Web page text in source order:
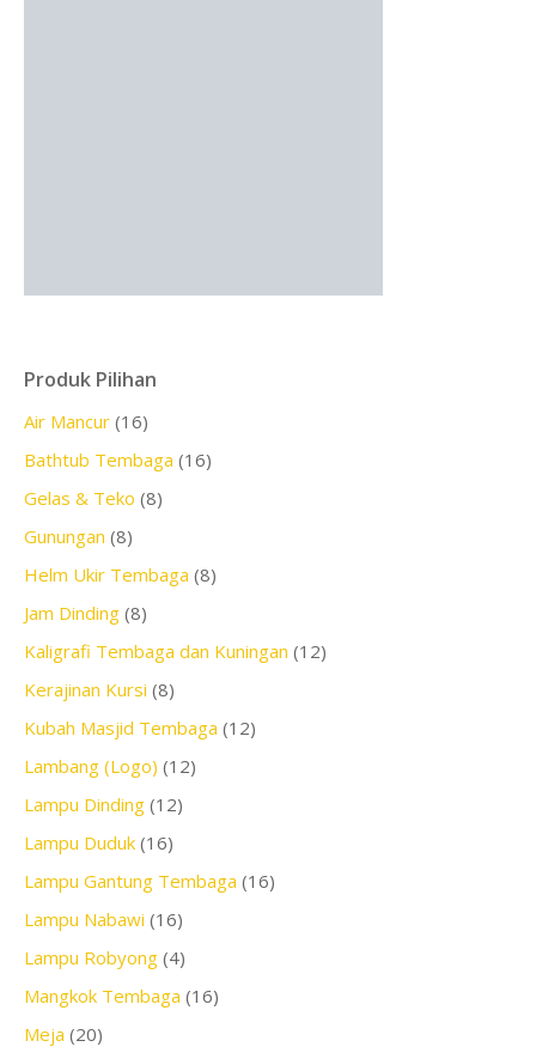
Produk Pilihan
Air Mancur (16)
Bathtub Tembaga (16)
Gelas & Teko (8)
Gunungan (8)
Helm Ukir Tembaga (8)
Jam Dinding (8)
Kaligrafi Tembaga dan Kuningan (12)
Kerajinan Kursi (8)
Kubah Masjid Tembaga (12)
Lambang (Logo) (12)
Lampu Dinding (12)
Lampu Duduk (16)
Lampu Gantung Tembaga (16)
Lampu Nabawi (16)
Lampu Robyong (4)
Mangkok Tembaga (16)
Meja (20)